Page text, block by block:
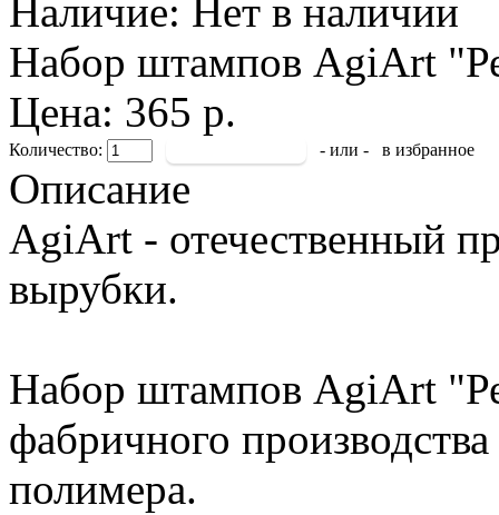
Наличие: Нет в наличии
Набор штампов AgiArt
Цена: 365 р.
Количество: - или - в избранное
Описание
AgiArt - отечественный
вырубки.
Набор штампов AgiArt
фабричного
полимера.